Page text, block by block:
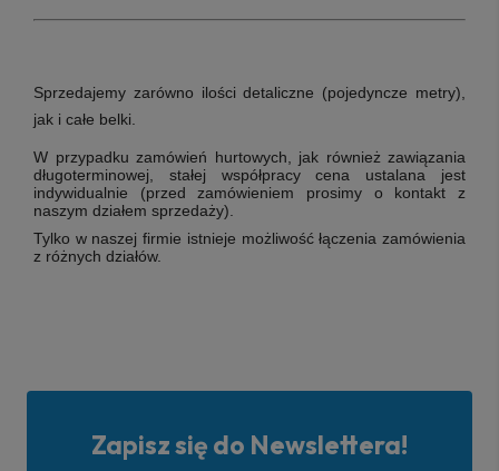
Sprzedajemy zarówno ilości detaliczne (pojedyncze metry),
jak i całe belki.
W przypadku zamówień hurtowych, jak również zawiązania
długoterminowej, stałej współpracy cena ustalana jest
indywidualnie (przed zamówieniem prosimy o kontakt z
naszym działem sprzedaży).
Tylko w naszej firmie istnieje możliwość łączenia zamówienia
z różnych działów.
Zapisz się do Newslettera!